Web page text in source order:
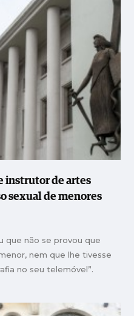
instrutor de artes
sexual de menores
que não se provou que
nem que lhe tivesse
no seu telemóvel”.